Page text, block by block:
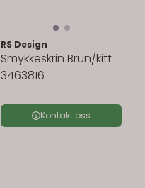
RS Design
Smykkeskrin Brun/kitt
3463816
Kontakt oss